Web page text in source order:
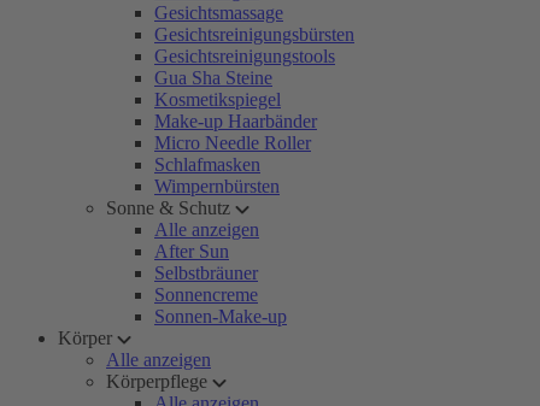
Gesichtsmassage
Gesichtsreinigungsbürsten
Gesichtsreinigungstools
Gua Sha Steine
Kosmetikspiegel
Make-up Haarbänder
Micro Needle Roller
Schlafmasken
Wimpernbürsten
Sonne & Schutz
Alle anzeigen
After Sun
Selbstbräuner
Sonnencreme
Sonnen-Make-up
Körper
Alle anzeigen
Körperpflege